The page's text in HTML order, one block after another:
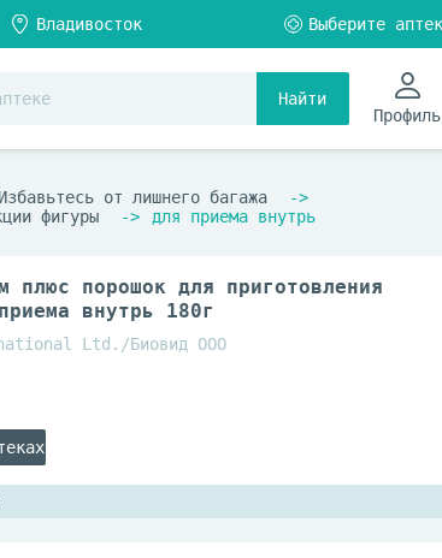
Найти
Профиль
Избавьтесь от лишнего багажа
фигуры
для приема внутрь
плюс порошок для приготовления
внутрь 180г
Ltd./Биовид ООО